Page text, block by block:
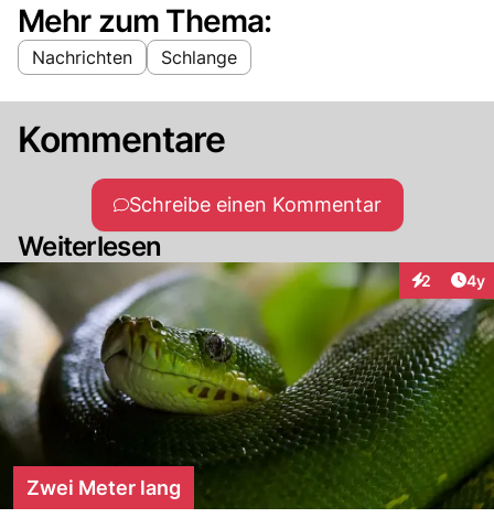
Mehr zum Thema:
Nachrichten Schlange
Kommentare
Schreibe einen Kommentar
Weiterlesen
2 4y
Zwei Meter lang